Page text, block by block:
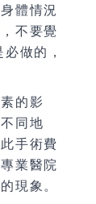
體情況
不要覺
做的，
的影
同地
手術費
業醫院
現象。